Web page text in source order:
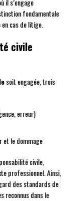
il s’engage
fondamentale
cas de litige.
civile
soit engagée, trois
erreur)
et le dommage
civile,
professionnel. Ainsi,
des standards de
reconnus dans le